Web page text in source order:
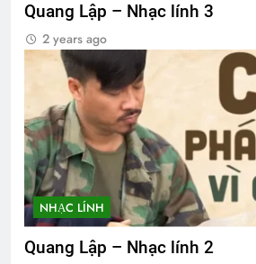
Quang Lập – Nhạc lính 3
2 years ago
NHẠC LÍNH
Quang Lập – Nhạc lính 2